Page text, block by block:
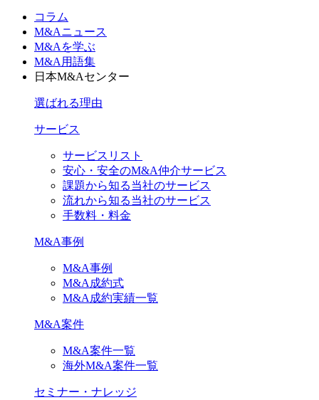
コラム
M&Aニュース
M&Aを学ぶ
M&A用語集
日本M&Aセンター
選ばれる理由
サービス
サービスリスト
安心・安全のM&A仲介サービス
課題から知る当社のサービス
流れから知る当社のサービス
手数料・料金
M&A事例
M&A事例
M&A成約式
M&A成約実績一覧
M&A案件
M&A案件一覧
海外M&A案件一覧
セミナー・ナレッジ